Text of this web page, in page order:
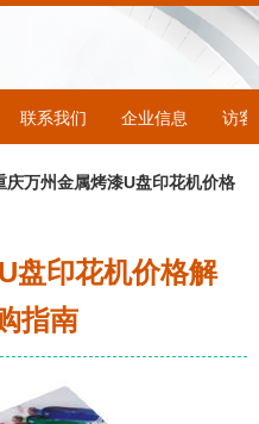
联系我们 企业信息 访客
庆万州金属烤漆U盘印花机价格
盘印花机价格解
指南